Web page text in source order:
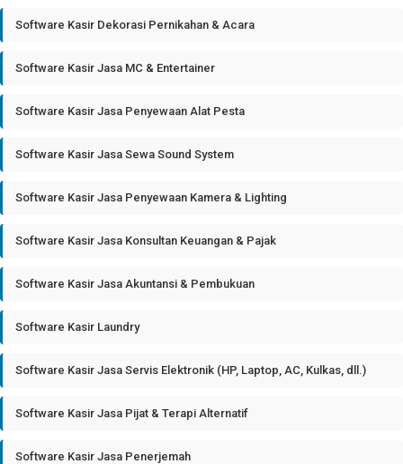
Software Kasir Dekorasi Pernikahan & Acara
Software Kasir Jasa MC & Entertainer
Software Kasir Jasa Penyewaan Alat Pesta
Software Kasir Jasa Sewa Sound System
Software Kasir Jasa Penyewaan Kamera & Lighting
Software Kasir Jasa Konsultan Keuangan & Pajak
Software Kasir Jasa Akuntansi & Pembukuan
Software Kasir Laundry
Software Kasir Jasa Servis Elektronik (HP, Laptop, AC, Kulkas, dll.)
Software Kasir Jasa Pijat & Terapi Alternatif
Software Kasir Jasa Penerjemah